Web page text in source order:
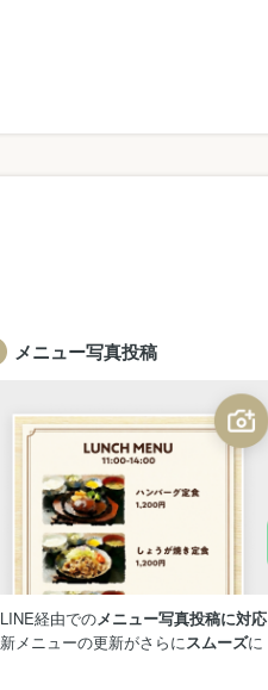
メニュー写真投稿
LINE経由でのメニュー写真投稿に対応
新メニューの更新がさらにスムーズに